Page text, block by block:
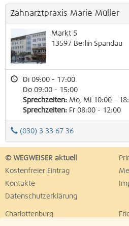
Zahnarztpraxis Marie Müller
Markt 5
13597 Berlin Spandau
Di 09:00 - 17:00
Do 09:00 - 15:00
Sprechzeiten: Mo, Mi 10:00 -
Sprechzeiten: Fr 08:00 - 12:00
(030) 3 33 67 36
© WEGWEISER aktuell
Kostenfreier Eintrag
Kontakte
Datenschutzerklärung
Charlottenburg